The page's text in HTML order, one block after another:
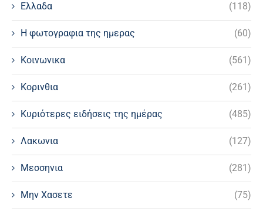
Ελλαδα (118)
Η φωτογραφια της ημερας (60)
Κοινωνικα (561)
Κορινθια (261)
Κυριότερες ειδήσεις της ημέρας (485)
Λακωνια (127)
Μεσσηνια (281)
Μην Χασετε (75)